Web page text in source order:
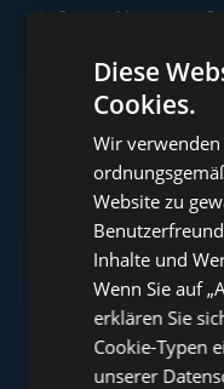
Property Management
Why Investing in
Comprehensive Guide for
Klicken Sie für mehr
Unser
Diese
Cookies.
Wir
Website zu
Inhalte und
Wenn Sie auf
erklären Sie
Cookie-Typen
unserer